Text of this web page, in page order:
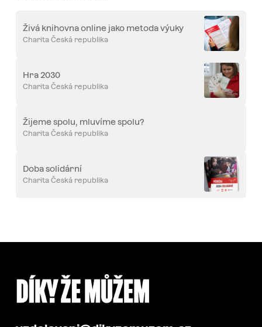
Živá knihovna online jako metoda výuky
Charita Česká republika
Hra 2030
Charita Česká republika
Žijeme spolu, mluvíme spolu?
Charita Česká republika
Doba solidární
Charita Česká republika